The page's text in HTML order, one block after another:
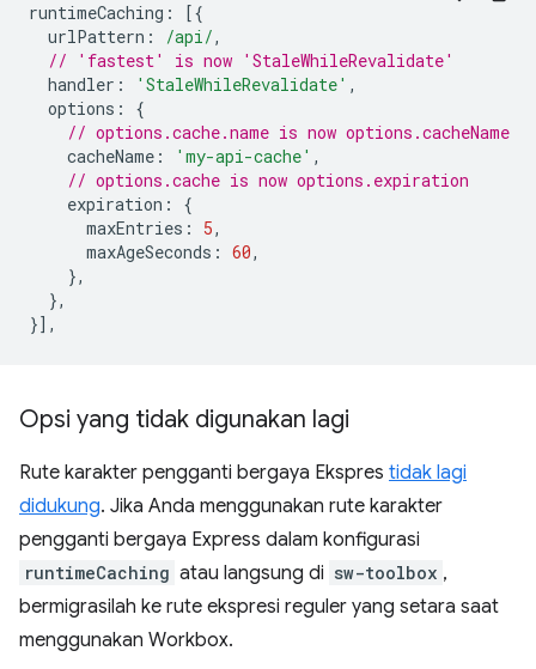
runtimeCaching :
[{
urlPattern : /api/,
// 'fastest' is now 'StaleWhileRevalidate'
handler : 'StaleWhileRevalidate' ,
options :
{
// options.cache.name is now options.cacheName
cacheName : 'my-api-cache' ,
// options.cache is now options.expiration
expiration :
{
maxEntries : 5,
maxAgeSeconds : 60,
},
},
}],
Opsi yang tidak digunakan lagi
Rute karakter pengganti bergaya Ekspres tidak lagi
didukung. Jika Anda menggunakan rute karakter
pengganti bergaya Express dalam konfigurasi
runtimeCaching atau langsung di sw-toolbox ,
bermigrasilah ke rute ekspresi reguler yang setara saat
menggunakan Workbox.